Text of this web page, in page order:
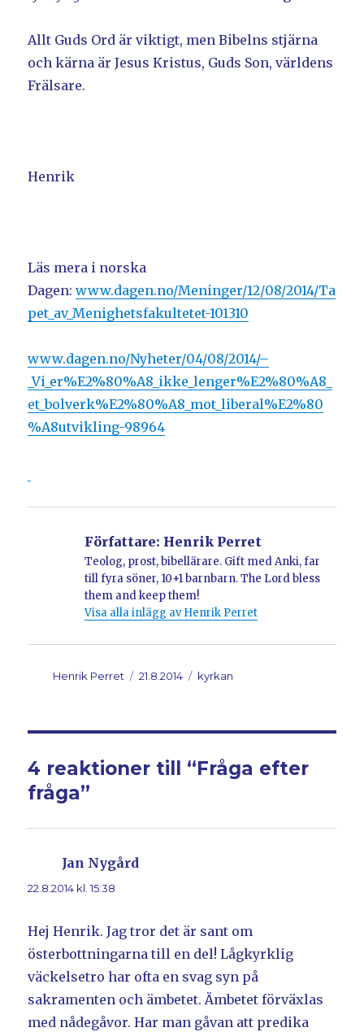
Allt Guds Ord är viktigt, men Bibelns stjärna
och kärna är Jesus Kristus, Guds Son, världens
Frälsare.
Henrik
Läs mera i norska
Dagen:www.dagen.no/Meninger/12/08/2014/Ta
pet_av_Menighetsfakultetet-101310
www.dagen.no/Nyheter/04/08/2014/–
_Vi_er%E2%80%A8_ikke_lenger%E2%80%A8_
et_bolverk%E2%80%A8_mot_liberal%E2%80
%A8utvikling-98964
Författare: Henrik Perret
Teolog, prost, bibellärare. Gift med Anki, far
till fyra söner, 10+1 barnbarn. The Lord bless
them and keep them!
Visa alla inlägg av Henrik Perret
Författare
Henrik Perret Postat
21.8.2014 Kategorier
kyrkan
4 reaktioner till “Fråga efter
fråga”
Jan Nygård
22.8.2014 kl. 15:38
Hej Henrik. Jag tror det är sant om
österbottningarna till en del! Lågkyrklig
väckelsetro har ofta en svag syn på
sakramenten och ämbetet. Ämbetet förväxlas
med nådegåvor. Har man gåvan att predika